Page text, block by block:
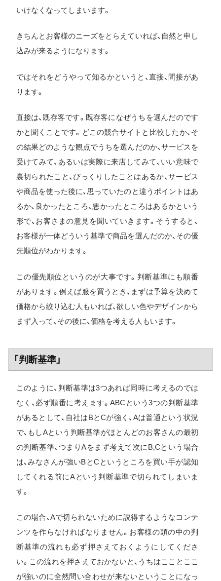
いけなくなってしまいます。
きちんとお客様のニーズをとらえていれば、自然と申し
込みが来るようになります。
ではそれをどうやって知るかというと、直接、間接があ
ります。
直接は、既存客です。既存客になぜうちを選んだのです
かと聞くことです。どこの競合サイトと比較したか、そ
の結果どのような観点でうちを選んだのか、サービスを
受けてみて、あるいは実際に来店してみて、いい意味で
裏切られたこと、びっくりしたことはあるか、サービス
や商品を使った後に、思っていたのと違うポイントはあ
るか、良かったところ、悪かったところはあるかという
形で、お客さまの意見を聞いていきます。そうすると、
お客様が一体どういう基準で商品を選んだのか、その優
先順位がわかります。
この優先順位というのが大事です。判断基準にも順番
があります。例えば服を買うとき、まずは予算を決めて
価格から絞り込む人もいれば、欲しい色やデザインから
まず入って、その後に、価格を考える人もいます。
「判断基準」
このように、判断基準は3つあれば同時に考えるのでは
なく、必ず順番に考えます。ABCという3つの判断基準
があるとして、自社はBとCが強く、Aは普通という状況
で、もしAという判断基準がほとんどのお客さんの最初
の判断基準、つまりAをまず考えて次にB,Cという場合
は、みなさんが強いBとCというところを買い手が認知
してくれる前にAという判断基準で切られてしまいま
す。
この場合、Aで切られないために説得するようなコンテ
ンツを作らなければなりません。お客様の頭の中の判
断基準の流れも必ず押さえておくようにしてくださ
い。この流れを押さえておかないと、うちはこことここ
が強いのに全然問い合わせが来ないということになっ